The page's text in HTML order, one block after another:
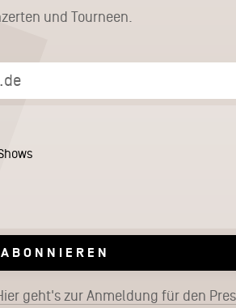
und Tourneen.
ABONNIEREN
geht's zur Anmeldung für den